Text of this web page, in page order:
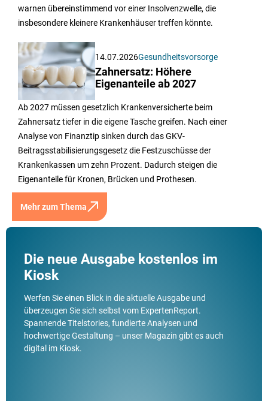
warnen übereinstimmend vor einer Insolvenzwelle, die
insbesondere kleinere Krankenhäuser treffen könnte.
14.07.2026Gesundheitsvorsorge
Zahnersatz: Höhere
Eigenanteile ab 2027
Ab 2027 müssen gesetzlich Krankenversicherte beim
Zahnersatz tiefer in die eigene Tasche greifen. Nach einer
Analyse von Finanztip sinken durch das GKV-
Beitragsstabilisierungsgesetz die Festzuschüsse der
Krankenkassen um zehn Prozent. Dadurch steigen die
Eigenanteile für Kronen, Brücken und Prothesen.
Mehr zum Thema
Die neue Ausgabe kostenlos im
Kiosk
Werfen Sie einen Blick in die aktuelle Ausgabe und
überzeugen Sie sich selbst vom ExpertenReport.
Spannende Titelstories, fundierte Analysen und
hochwertige Gestaltung – unser Magazin gibt es auch
digital im Kiosk.